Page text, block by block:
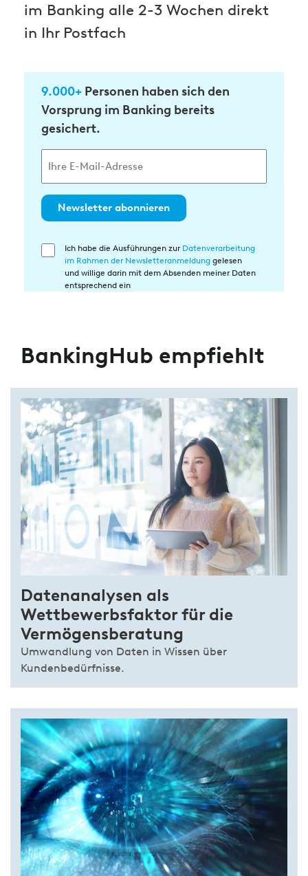
im Banking alle 2-3 Wochen direkt
in Ihr Postfach
9.000+ Personen haben sich den
Vorsprung im Banking bereits
gesichert.
Newsletter abonnieren
Einwilligung
Ich habe die Ausführungen zur Datenverarbeitung
im Rahmen der Newsletteranmeldung gelesen
und willige darin mit dem Absenden meiner Daten
entsprechend ein
BankingHub empfiehlt
Datenanalysen als
Wettbewerbsfaktor für die
Vermögensberatung
Umwandlung von Daten in Wissen über
Kundenbedürfnisse.